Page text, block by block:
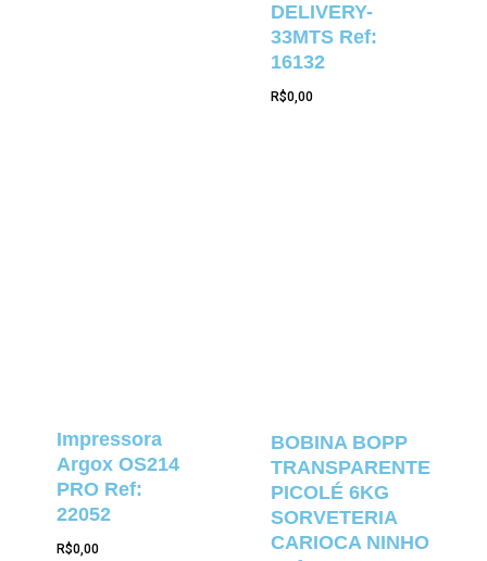
DELIVERY-
33MTS Ref:
16132
R$0,00
Impressora
Argox OS214
PRO Ref:
22052
R$0,00
BOBINA BOPP
TRANSPARENTE
PICOLÉ 6KG
SORVETERIA
CARIOCA NINHO